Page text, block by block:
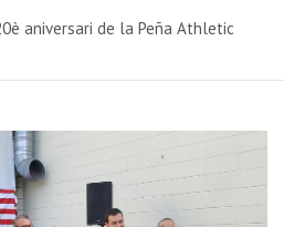
aniversari de la Peña Athletic